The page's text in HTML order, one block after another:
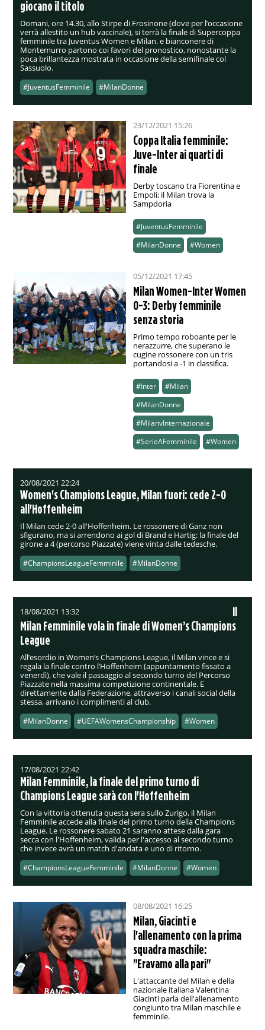
giocano il titolo
Domani, ore 14.30, allo Stirpe di Frosinone (dove per l’occasione
verrà allestito un hub vaccinale), si terrà la finale di Supercoppa
femminile tra Juventus Women e Milan. e bianconere di
Montemurro partono coi favori del pronostico, nonostante la
poca brillantezza mostrata in occasione della semifinale col
Sassuolo.
#JuventusFemminile #MilanDonne
23/12/2021 15:26
Coppa Italia femminile:
Juve-Inter ai quarti di
finale
Derby toscano tra Fiorentina e
Empoli; il Milan trova la
Sampdoria
#JuventusFemminile
#MilanDonne
#Women
05/12/2021 17:45
Milan Women-Inter Women
0-3: Derby femminile
senza storia
Primo tempo roboante per le
nerazzurre, che superano le
cugine rossonere con un tris
portandosi a -1 in classifica.
#Inter
#Milan
#MilanDonne
#MilanvInternazionale
#SerieAFemminile
#Women
20/08/2021 22:24
Women's Champions League, Milan fuori: cede 2-0
all'Hoffenheim
Il Milan cede 2-0 all'Hoffenheim. Le rossonere di Ganz non
sfigurano, ma si arrendono ai gol di Brand e Hartig: la finale del
girone a 4 (percorso Piazzate) viene vinta dalle tedesche.
#ChampionsLeagueFemminile #MilanDonne
18/08/2021 13:32
Il
Milan Femminile vola in finale di Women’s Champions
League
All’esordio in Women’s Champions League, il Milan vince e si
regala la finale contro l’Hoffenheim (appuntamento fissato a
venerdì), che vale il passaggio al secondo turno del Percorso
Piazzate nella massima competizione continentale. E
direttamente dalla Federazione, attraverso i canali social della
stessa, arrivano i complimenti al club.
#MilanDonne #UEFAWomensChampionship #Women
17/08/2021 22:42
Milan Femminile, la finale del primo turno di
Champions League sarà con l'Hoffenheim
Con la vittoria ottenuta questa sera sullo Zurigo, il Milan
Femminile accede alla finale del primo turno della Champions
League. Le rossonere sabato 21 saranno attese dalla gara
secca con l'Hoffenheim, valida per l'accesso al secondo turno
che invece avrà un match d'andata e uno di ritorno.
#ChampionsLeagueFemminile #MilanDonne #Women
08/08/2021 16:25
Milan, Giacinti e
l'allenamento con la prima
squadra maschile:
"Eravamo alla pari"
L'attaccante del Milan e della
nazionale italiana Valentina
Giacinti parla dell'allenamento
congiunto tra Milan maschile e
femminile.